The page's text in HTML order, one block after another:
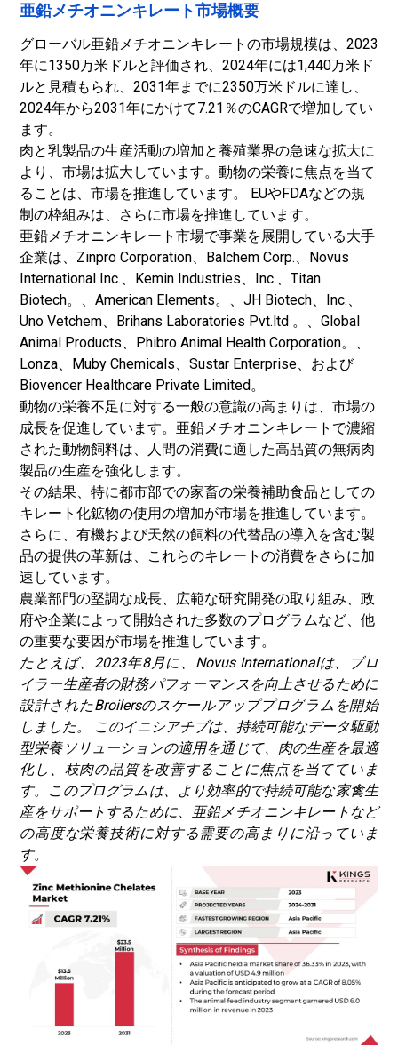
亜鉛メチオニンキレート市場概要
グローバル亜鉛メチオニンキレートの市場規模は、2023
年に1350万米ドルと評価され、2024年には1,440万米ド
ルと見積もられ、2031年までに2350万米ドルに達し、
2024年から2031年にかけて7.21％のCAGRで増加してい
ます。
肉と乳製品の生産活動の増加と養殖業界の急速な拡大に
より、市場は拡大しています。動物の栄養に焦点を当て
ることは、市場を推進しています。 EUやFDAなどの規
制の枠組みは、さらに市場を推進しています。
亜鉛メチオニンキレート市場で事業を展開している大手
企業は、Zinpro Corporation、Balchem Corp.、Novus
International Inc.、Kemin Industries、Inc.、Titan
Biotech。、American Elements。、JH Biotech、Inc.、
Uno Vetchem、Brihans Laboratories Pvt.ltd 。、Global
Animal Products、Phibro Animal Health Corporation。、
Lonza、Muby Chemicals、Sustar Enterprise、および
Biovencer Healthcare Private Limited。
動物の栄養不足に対する一般の意識の高まりは、市場の
成長を促進しています。亜鉛メチオニンキレートで濃縮
された動物飼料は、人間の消費に適した高品質の無病肉
製品の生産を強化します。
その結果、特に都市部での家畜の栄養補助食品としての
キレート化鉱物の使用の増加が市場を推進しています。
さらに、有機および天然の飼料の代替品の導入を含む製
品の提供の革新は、これらのキレートの消費をさらに加
速しています。
農業部門の堅調な成長、広範な研究開発の取り組み、政
府や企業によって開始された多数のプログラムなど、他
の重要な要因が市場を推進しています。
たとえば、2023年8月に、Novus Internationalは、ブロ
イラー生産者の財務パフォーマンスを向上させるために
設計されたBroilersのスケールアッププログラムを開始
しました。 このイニシアチブは、持続可能なデータ駆動
型栄養ソリューションの適用を通じて、肉の生産を最適
化し、枝肉の品質を改善することに焦点を当てていま
す。このプログラムは、より効率的で持続可能な家禽生
産をサポートするために、亜鉛メチオニンキレートなど
の高度な栄養技術に対する需要の高まりに沿っていま
す。